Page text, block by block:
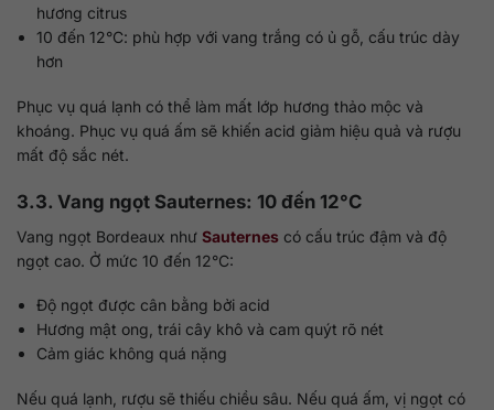
hương citrus
10 đến 12°C: phù hợp với vang trắng có ủ gỗ, cấu trúc dày
hơn
Phục vụ quá lạnh có thể làm mất lớp hương thảo mộc và
khoáng. Phục vụ quá ấm sẽ khiến acid giảm hiệu quả và rượu
mất độ sắc nét.
3.3. Vang ngọt Sauternes: 10 đến 12°C
Vang ngọt Bordeaux như Sauternes có cấu trúc đậm và độ
ngọt cao. Ở mức 10 đến 12°C:
Độ ngọt được cân bằng bởi acid
Hương mật ong, trái cây khô và cam quýt rõ nét
Cảm giác không quá nặng
Nếu quá lạnh, rượu sẽ thiếu chiều sâu. Nếu quá ấm, vị ngọt có